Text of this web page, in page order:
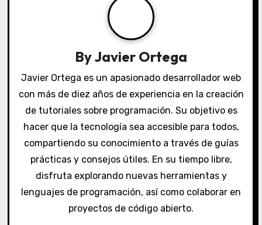
a
t
i
o
ByJavier Ortega
Javier Ortega es un apasionado desarrollador web
con más de diez años de experiencia en la creación
de tutoriales sobre programación. Su objetivo es
hacer que la tecnología sea accesible para todos,
compartiendo su conocimiento a través de guías
prácticas y consejos útiles. En su tiempo libre,
disfruta explorando nuevas herramientas y
lenguajes de programación, así como colaborar en
proyectos de código abierto.